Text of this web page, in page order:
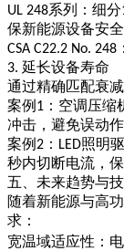
UL 248系列 ：细分
保新能源设备安全
CSA C22.2 No. 248
3. 延长设备寿命
通过精确匹配衰
案例 1 ：空调压
冲击，避免误动作
案例2 ： LED照明
秒内切断电流，
五、未来趋势与
随着新能源与高
求：
宽温域适应性 ：